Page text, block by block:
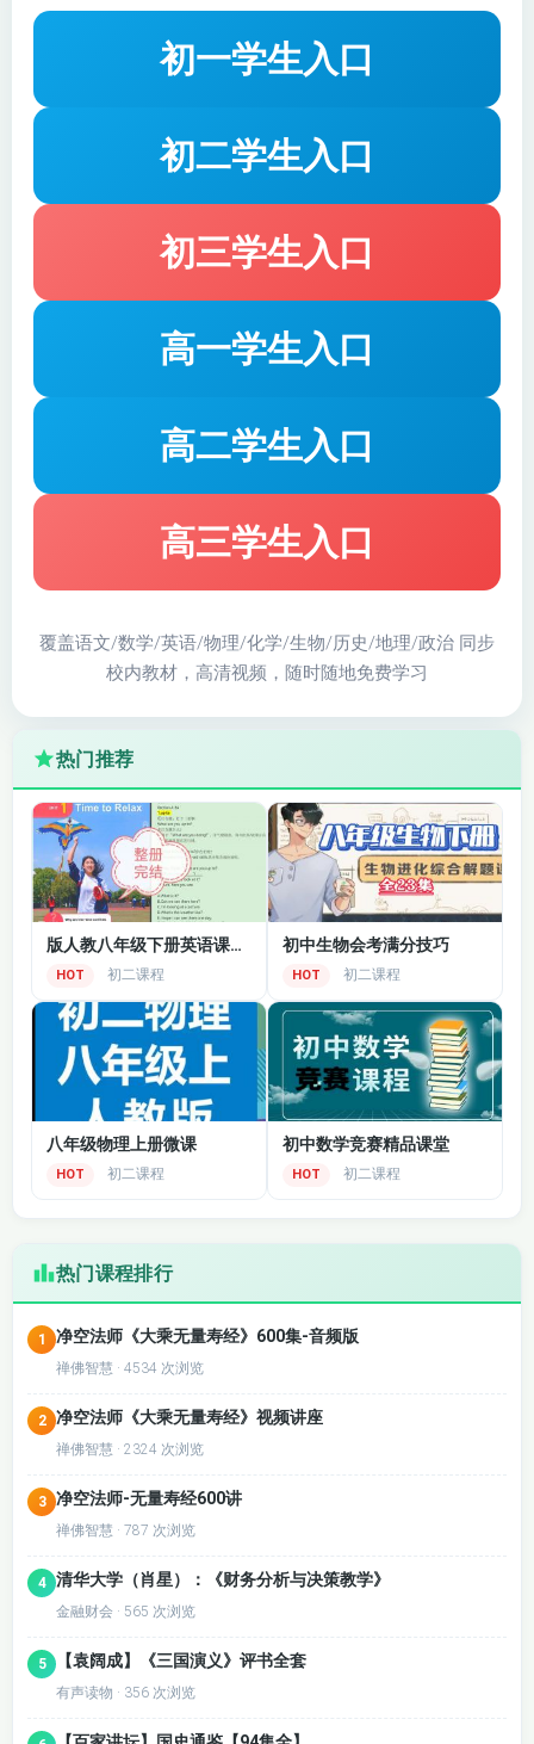
初一学生入口
初二学生入口
初三学生入口
高一学生入口
高二学生入口
高三学生入口
覆盖语文/数学/英语/物理/化学/生物/历史/地理/政治 同步
校内教材，高清视频，随时随地免费学习
热门推荐
版人教八年级下册英语课文精讲
HOT 初二课程
初中生物会考满分技巧
HOT 初二课程
八年级物理上册微课
HOT 初二课程
初中数学竞赛精品课堂
HOT 初二课程
热门课程排行
1 净空法师《大乘无量寿经》600集-音频版
禅佛智慧 · 4534 次浏览
2 净空法师《大乘无量寿经》视频讲座
禅佛智慧 · 2324 次浏览
3 净空法师-无量寿经600讲
禅佛智慧 · 787 次浏览
4 清华大学（肖星）：《财务分析与决策教学》
金融财会 · 565 次浏览
5 【袁阔成】《三国演义》评书全套
有声读物 · 356 次浏览